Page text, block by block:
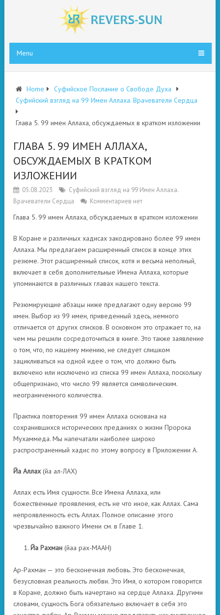
Menu
Home
Суфийское Послание о Свободе Духа
Суфийский взгляд на 99 Имен Аллаха. Врачеватели Сердца
Глава 5. 99 имен Аллаха, обсуждаемых в кратком изложении
ГЛАВА 5. 99 ИМЕН АЛЛАХА,
ОБСУЖДАЕМЫХ В КРАТКОМ
ИЗЛОЖЕНИИ
05.08.2023
Суфийский взгляд на 99 Имен Аллаха.
Врачеватели Сердца
Комментариев нет
Глава 5. 99 имен Аллаха, обсуждаемых в кратком изложении
В Коране и различных хадисах закодировано более 99 имен
Аллаха. Мы предлагаем расширенный список в конце этих
резюме. Этот расширенный список, хотя и весьма неполный,
включает в себя дополнительные Имена Аллаха, которые
упоминаются в различных главах нашего текста.
Резюмирующие абзацы ниже предлагают одну версию 99
имен. Выбор из 99 имен, приведенный здесь, немного
отличается от других списков. В основном это отражает то, на
чем мы решили сосредоточиться в книге. Это также заявление
о том, что, по нашему мнению, не следует слишком
зацикливаться на одной идее о том, что должно быть
включено или исключено из списка 99 имен Аллаха, поскольку
общепризнано, что число 99 является символическим.
неограниченного количества.
Практика повторения 99 имен Аллаха основана на
сохранившихся исторических преданиях о жизни Пророка
Мухаммеда. Мы напечатали наиболее широко
распространенный хадис по этому вопросу в Приложении А.
Йа Аллах(йа ал-ЛАХ)
Аллах есть Имя сущности. Все Имена Аллаха, или
божественные проявления, есть не что иное, как Аллах. Сама
непроявленность есть Аллах. Полное описание этого
чрезвычайно важного Имени см. в Главе 1.
Йа Рахман (йаа рах-МААН)
Ар-Рахман — это бесконечная любовь. Это бесконечная,
безусловная реальность любви. Это Имя, о котором говорится
в Коране, должно быть начертано на сердце Аллаха. Другими
словами, сущность Бога обязательно включает в себя это